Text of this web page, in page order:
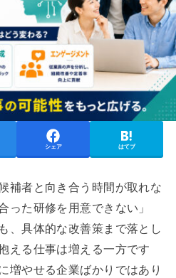
シェア はてブ
補者と向き合う時間が取れな
った研修を用意できない」
、具体的な改善策まで落とし
える仕事は増える一方です
増やせる企業ばかりではあり